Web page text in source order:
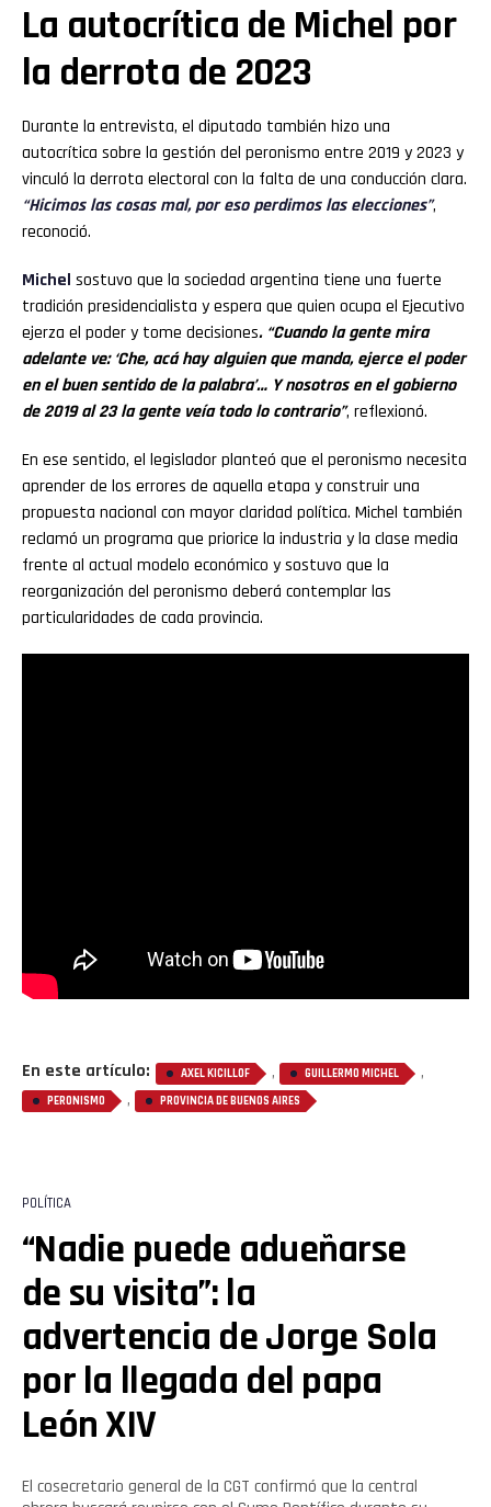
La autocrítica de Michel por
la derrota de 2023
Durante la entrevista, el diputado también hizo una
autocrítica sobre la gestión del peronismo entre 2019 y 2023 y
vinculó la derrota electoral con la falta de una conducción clara.
“Hicimos las cosas mal, por eso perdimos las elecciones”,
reconoció.
Michel sostuvo que la sociedad argentina tiene una fuerte
tradición presidencialista y espera que quien ocupa el Ejecutivo
ejerza el poder y tome decisiones. “Cuando la gente mira
adelante ve: ‘Che, acá hay alguien que manda, ejerce el poder
en el buen sentido de la palabra’… Y nosotros en el gobierno
de 2019 al 23 la gente veía todo lo contrario”, reflexionó.
En ese sentido, el legislador planteó que el peronismo necesita
aprender de los errores de aquella etapa y construir una
propuesta nacional con mayor claridad política. Michel también
reclamó un programa que priorice la industria y la clase media
frente al actual modelo económico y sostuvo que la
reorganización del peronismo deberá contemplar las
particularidades de cada provincia.
En este artículo: AXEL KICILLOF , GUILLERMO MICHEL ,
PERONISMO , PROVINCIA DE BUENOS AIRES
POLÍTICA
“Nadie puede adueñarse
de su visita”: la
advertencia de Jorge Sola
por la llegada del papa
León XIV
El cosecretario general de la CGT confirmó que la central